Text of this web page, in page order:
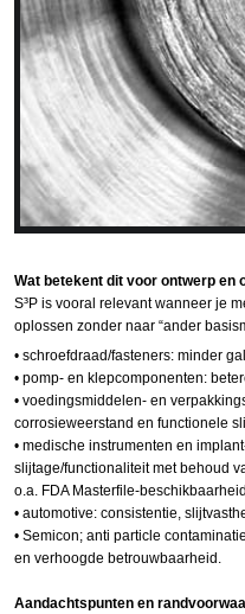
Wat betekent dit voor ontwerp en
S³P is vooral relevant wanneer je
oplossen zonder naar “ander
• schroefdraad/fasteners: minder
• pomp- en klepcomponenten:
• voedingsmiddelen- en
corrosieweerstand en functionele
• medische instrumenten en
slijtage/functionaliteit met behoud
o.a. FDA Masterfile-
• automotive: consistentie,
• Semicon; anti particle
en verhoogde betrouwbaarheid.
Aandachtspunten en